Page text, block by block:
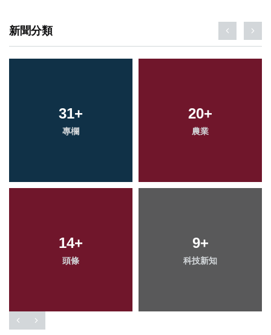
新聞分類
31+
專欄
20+
農業
14+
頭條
9+
科技新知
44+
旅遊
56+
健康
191+
綜合新聞
0+
大陸